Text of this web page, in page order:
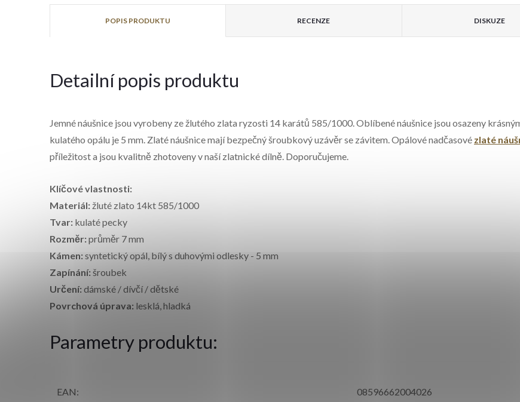
POPIS PRODUKTU RECENZE DISKUZE
Detailní popis produktu
Jemné náušnice jsou vyrobeny ze žlutého zlata ryzosti 14 karátů 585/1000. Oblíbené náušnice jsou osazeny
kulatého opálu je 5 mm. Zlaté náušnice mají bezpečný šroubkový uzávěr se závitem. Opálové nadčasové zlaté
příležitost a jsou kvalitně zhotoveny v naší zlatnické dílně. Doporučujeme.
Klíčové vlastnosti:
Materiál:žluté zlato 14kt 585/1000
Tvar: kulaté pecky
Rozměr:průměr 7 mm
Kámen:syntetický opál, bílý s duhovými odlesky - 5 mm
Zapínání:šroubek
Určení: dámské / dívčí / dětské
Povrchová úprava: lesklá, hladká
Parametry produktu:
EAN: 08596662004026